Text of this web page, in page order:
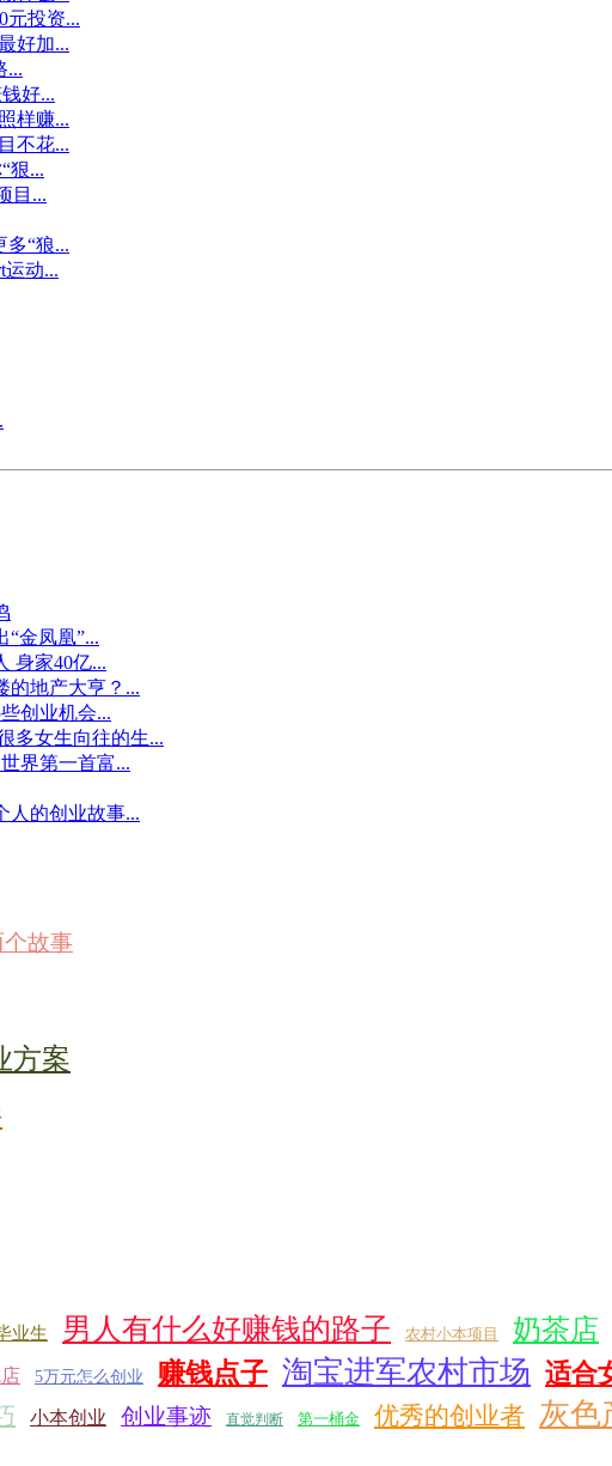
元投资...
好加...
...
好...
样赚...
不花...
狠...
目...
“狼...
运动...
“金凤凰”...
身家40亿...
的地产大亨？...
创业机会...
多女生向往的生...
界第一首富...
人的创业故事...
故事
方案
业生 男人有什么好赚钱的路子 农村小本项目 奶茶店
5万元怎么创业 赚钱点子 淘宝进军农村市场 适合
小本创业 创业事迹 直觉判断 第一桶金 优秀的创业者 灰色